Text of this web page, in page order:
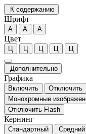
К содержанию
Шрифт
А А А
Цвет
Ц Ц Ц Ц Ц
Дополнительно
Графика
Включить
Отключить
Монохромные
Отключить Flash
Кернинг
Стандартный Средний